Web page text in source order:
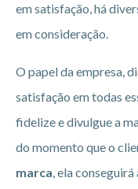
em satisfação, há
em consideração.
O papel da empresa,
satisfação em todas
fidelize e divulgue a
do momento que o
marca, ela